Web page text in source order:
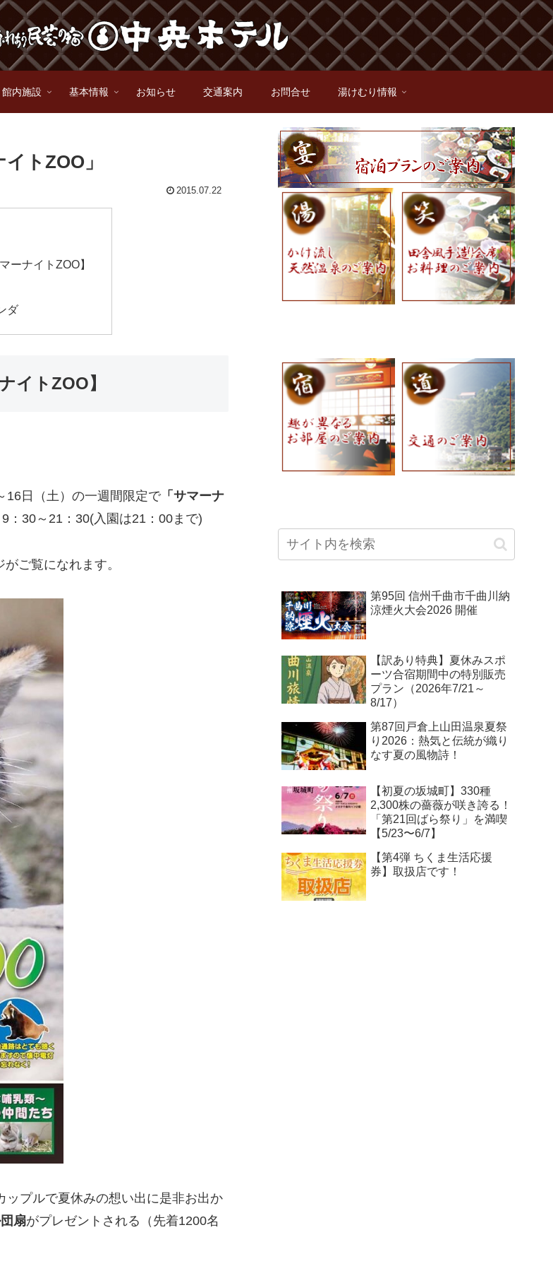
館内施設 基本情報 お知らせ 交通案内 お問合せ 湯けむり情報
トZOO」
2015.07.22
ーナイトZOO】
ダ
イトZOO】
16日（土）の一週間限定で「サマーナ
30～21：30(入園は21：00まで)
ご覧になれます。
プルで夏休みの想い出に是非お出か
扇がプレゼントされる（先着1200名
第95回 信州千曲市千曲川納
涼煙火大会2026 開催
【訳あり特典】夏休みスポ
ーツ合宿期間中の特別販売
プラン（2026年7/21～
8/17）
第87回戸倉上山田温泉夏祭
り2026：熱気と伝統が織り
なす夏の風物詩！
【初夏の坂城町】330種
2,300株の薔薇が咲き誇る！
「第21回ばら祭り」を満喫
【5/23〜6/7】
【第4弾 ちくま生活応援
券】取扱店です！